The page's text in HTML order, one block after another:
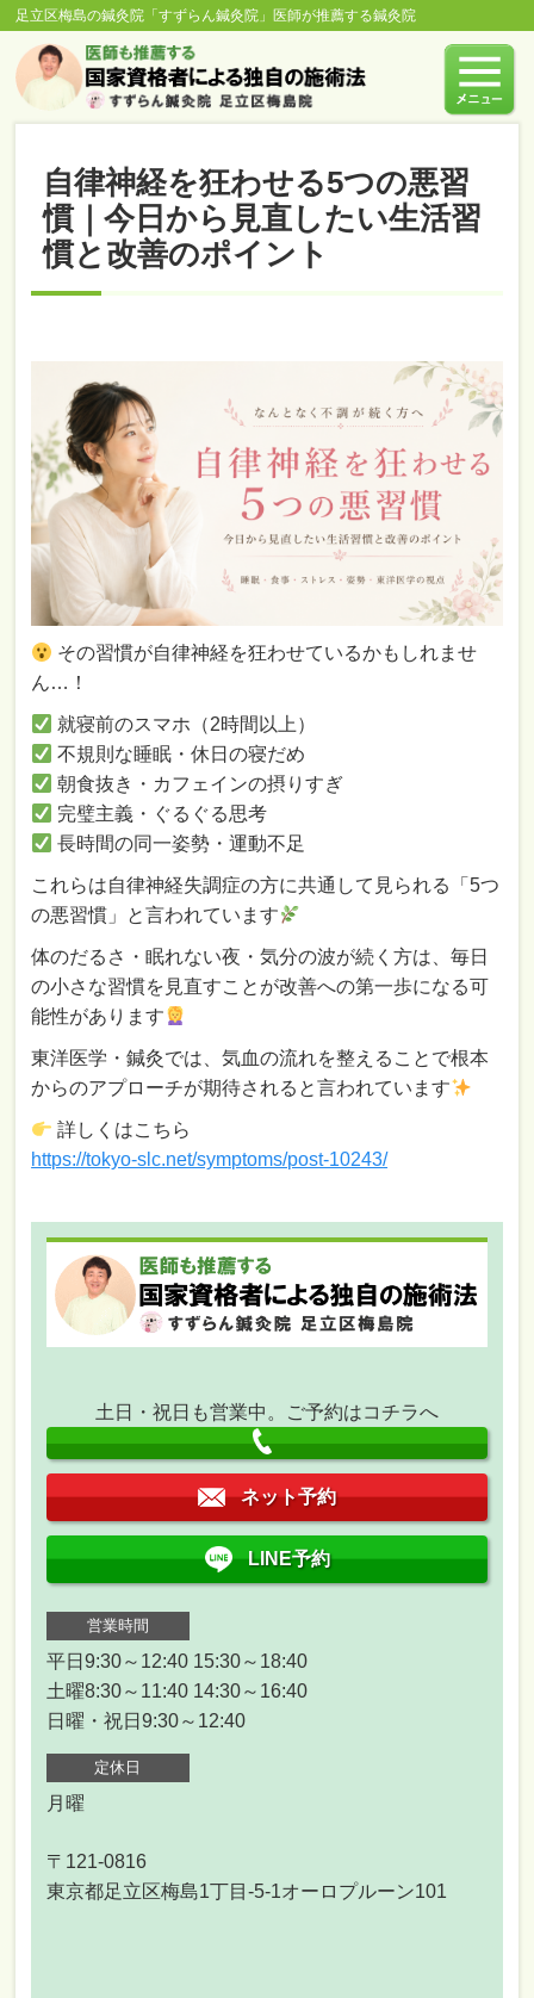
足立区梅島の鍼灸院「すずらん鍼灸院」医師が推薦する鍼灸院
自律神経を狂わせる5つの悪習
慣｜今日から見直したい生活習
慣と改善のポイント
その習慣が自律神経を狂わせているかもしれませ
ん…！
就寝前のスマホ（2時間以上）
不規則な睡眠・休日の寝だめ
朝食抜き・カフェインの摂りすぎ
完璧主義・ぐるぐる思考
長時間の同一姿勢・運動不足
これらは自律神経失調症の方に共通して見られる「5つ
の悪習慣」と言われています
体のだるさ・眠れない夜・気分の波が続く方は、毎日
の小さな習慣を見直すことが改善への第一歩になる可
能性があります
東洋医学・鍼灸では、気血の流れを整えることで根本
からのアプローチが期待されると言われています
詳しくはこちら
https://tokyo-slc.net/symptoms/post-10243/
土日・祝日も営業中。ご予約はコチラへ
ネット予約
LINE予約
営業時間
平日9:30～12:40 15:30～18:40
土曜8:30～11:40 14:30～16:40
日曜・祝日9:30～12:40
定休日
月曜
〒121-0816
東京都足立区梅島1丁目-5-1オーロプルーン101